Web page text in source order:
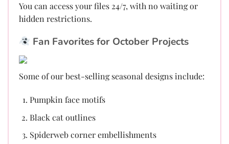
You can access your files 24/7, with no waiting or
hidden restrictions.
Fan Favorites for October Projects
Some of our best-selling seasonal designs include:
Pumpkin face motifs
Black cat outlines
Spiderweb corner embellishments